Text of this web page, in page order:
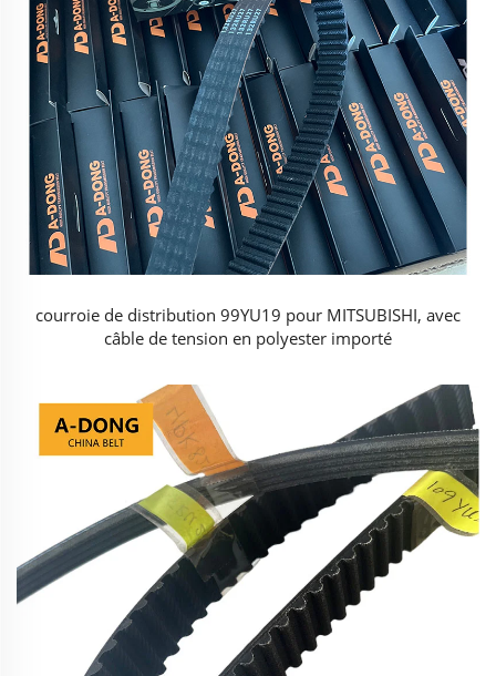
courroie de distribution 99YU19 pour MITSUBISHI, avec
câble de tension en polyester importé